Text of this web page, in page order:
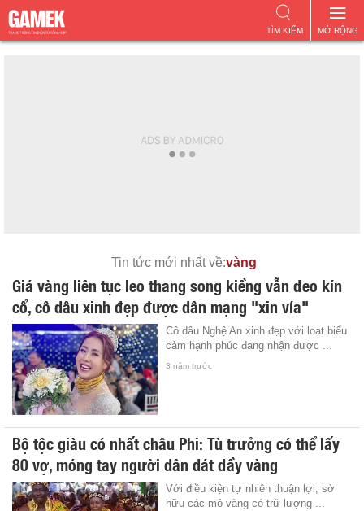
MỞ RỘNG
TÌM KIẾM
Tin tức mới nhất về:vàng
Giá vàng liên tục leo thang song kiềng vẫn đeo kín
cổ, cô dâu xinh đẹp được dân mạng "xin vía"
Cô dâu Nghệ An xinh đẹp với loạt biểu
cảm hạnh phúc đang nhận được ...
3 năm trước
Bộ tộc giàu có nhất châu Phi: Tù trưởng có thể lấy
80 vợ, móng tay người dân dát đầy vàng
Với điều kiện tự nhiên thuận lợi, sở
hữu các mỏ vàng có trữ lượng ...